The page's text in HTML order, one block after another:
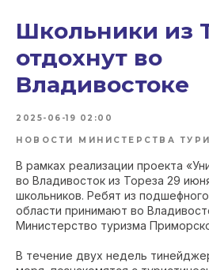
Школьники из
отдохнут во
Владивостоке
2025-06-19 02:00
НОВОСТИ МИНИСТЕРСТВА
В рамках реализации проекта
во Владивосток из Тореза 29
школьников. Ребят из
области принимают во
Министерство туризма
В течение двух недель